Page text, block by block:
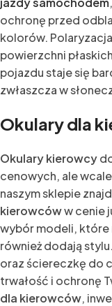
ochronę przed
kolorów.
powierzchni
pojazdu staje się
zwłaszcza w
Okulary dla
Okulary kierowcy
cenowych, ale
naszym sklepie
kierowcóww cenie
wybór modeli, które
również dodają
oraz ściereczkę do
trwałość i ochronę
dla kierowców,